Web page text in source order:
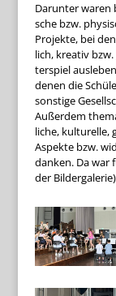
Dar­un­ter waren
sche bzw.
Pro­jekte, bei
lich, krea­tiv
ter­spiel
denen die
sons­tige
Außer­dem
li­che, kul­tu­relle,
Aspekte bzw.
dan­ken. Da war
der Bildergalerie)